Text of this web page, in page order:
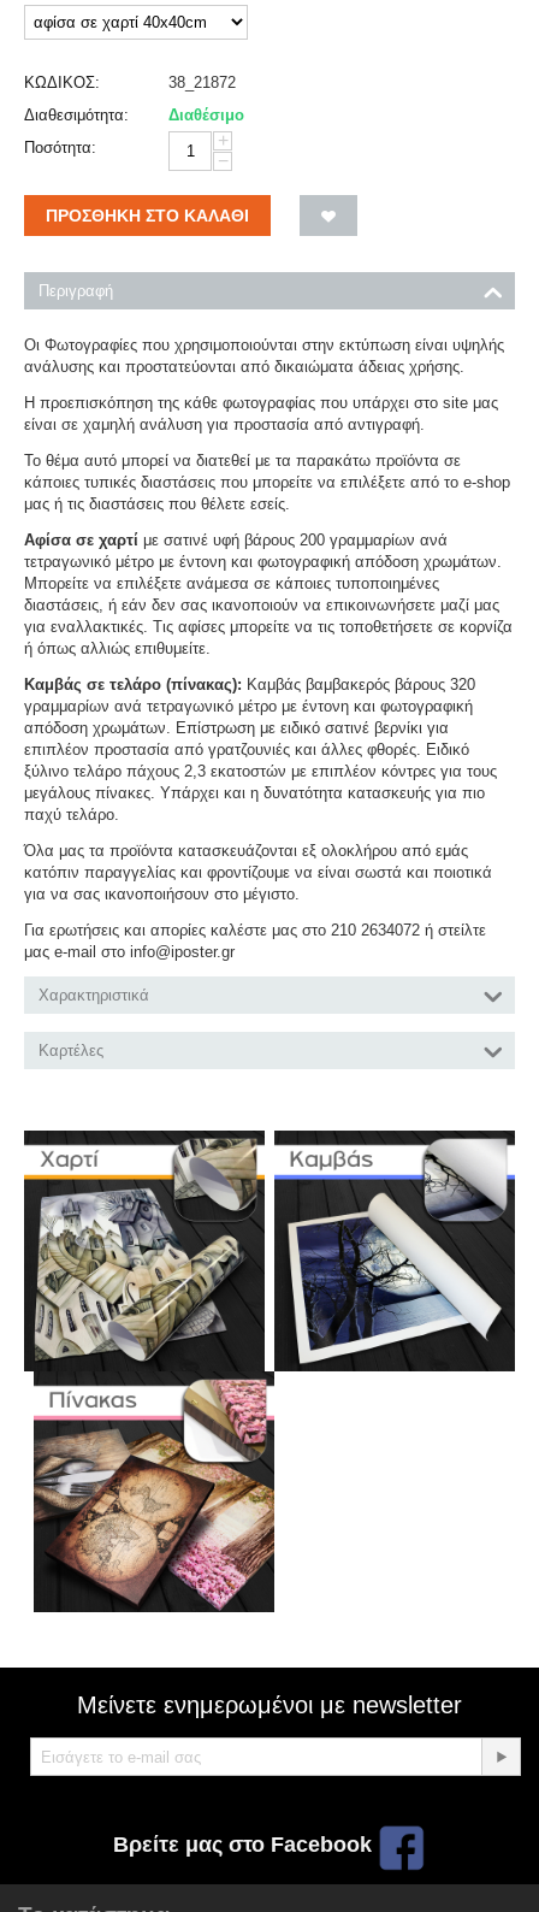
ΚΩΔΙΚΟΣ:
38_21872
Διαθεσιμότητα:
Διαθέσιμο
Ποσότητα:
+
−
ΠΡΟΣΘΉΚΗ ΣΤΟ ΚΑΛΆΘΙ
Περιγραφή
Οι Φωτογραφίες που χρησιμοποιούνται στην εκτύπωση είναι υψηλής
ανάλυσης και προστατεύονται από δικαιώματα άδειας χρήσης.
Η προεπισκόπηση της κάθε φωτογραφίας που υπάρχει στο site μας
είναι σε χαμηλή ανάλυση για προστασία από αντιγραφή.
Το θέμα αυτό μπορεί να διατεθεί με τα παρακάτω προϊόντα σε
κάποιες τυπικές διαστάσεις που μπορείτε να επιλέξετε από το e-shop
μας ή τις διαστάσεις που θέλετε εσείς.
Αφίσα σε χαρτί με σατινέ υφή βάρους 200 γραμμαρίων ανά
τετραγωνικό μέτρο με έντονη και φωτογραφική απόδοση χρωμάτων.
Μπορείτε να επιλέξετε ανάμεσα σε κάποιες τυποποιημένες
διαστάσεις, ή εάν δεν σας ικανοποιούν να επικοινωνήσετε μαζί μας
για εναλλακτικές. Τις αφίσες μπορείτε να τις τοποθετήσετε σε κορνίζα
ή όπως αλλιώς επιθυμείτε.
Καμβάς σε τελάρο (πίνακας): Καμβάς βαμβακερός βάρους 320
γραμμαρίων ανά τετραγωνικό μέτρο με έντονη και φωτογραφική
απόδοση χρωμάτων. Επίστρωση με ειδικό σατινέ βερνίκι για
επιπλέον προστασία από γρατζουνιές και άλλες φθορές. Ειδικό
ξύλινο τελάρο πάχους 2,3 εκατοστών με επιπλέον κόντρες για τους
μεγάλους πίνακες. Υπάρχει και η δυνατότητα κατασκευής για πιο
παχύ τελάρο.
Όλα μας τα προϊόντα κατασκευάζονται εξ ολοκλήρου από εμάς
κατόπιν παραγγελίας και φροντίζουμε να είναι σωστά και ποιοτικά
για να σας ικανοποιήσουν στο μέγιστο.
Για ερωτήσεις και απορίες καλέστε μας στο 210 2634072 ή στείλτε
μας e-mail στο info@iposter.gr
Χαρακτηριστικά
Καρτέλες
Μείνετε ενημερωμένοι με newsletter
Βρείτε μας στο Facebook